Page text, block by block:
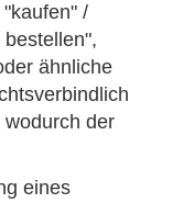
/
ähnliche
wodurch der
eines